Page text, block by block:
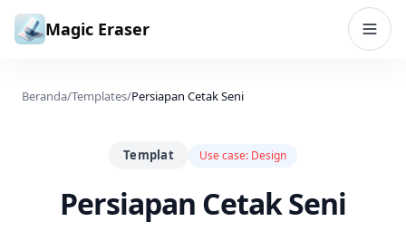
Lewati ke konten
Magic Eraser
Beranda/Templates/Persiapan Cetak Seni
Templat Use case: Design
Persiapan Cetak Seni